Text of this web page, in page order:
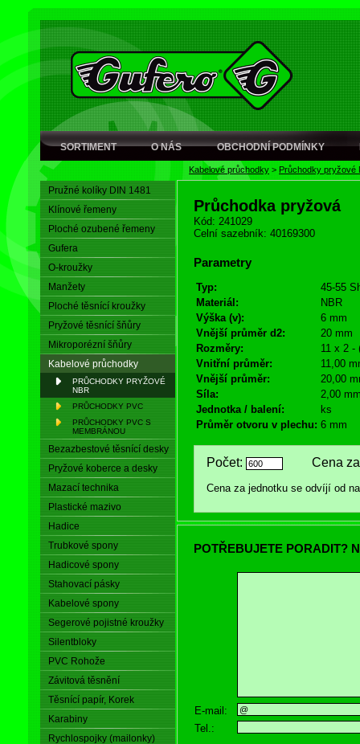
SORTIMENT O NÁS OBCHODNÍ PODMÍNKY
Kabelové průchodky > Průchodky pryžové
Pružné kolíky DIN 1481
Klínové řemeny
Ploché ozubené řemeny
Gufera
O-kroužky
Manžety
Ploché těsnící kroužky
Pryžové těsnící šňůry
Mikroporézní šňůry
Kabelové průchodky
PRŮCHODKY PRYŽOVÉ
NBR
PRŮCHODKY PVC
PRŮCHODKY PVC S
MEMBRÁNOU
Bezazbestové těsnící desky
Pryžové koberce a desky
Mazací technika
Plastické mazivo
Hadice
Trubkové spony
Hadicové spony
Stahovací pásky
Kabelové spony
Segerové pojistné kroužky
Silentbloky
PVC Rohože
Závitová těsnění
Těsnící papír, Korek
Karabiny
Rychlospojky (mailonky)
Průchodka pryžová
Kód: 241029
Celní sazebník: 40169300
Parametry
Typ:
45-55
Materiál:
NBR
Výška (v):
6 mm
Vnější průměr d2:
20 mm
Rozměry:
11 x 2 -
Vnitřní průměr:
11,00
Vnější průměr:
20,00
Síla:
2,00
Jednotka / balení:
ks
Průměr otvoru v plechu: 6 mm
Počet: Cena za
Cena za jednotku se odvíjí od
POTŘEBUJETE PORADIT?
E-mail:
Tel.: